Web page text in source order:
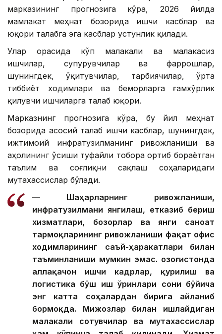
марказининг прогнозига кўра, 2026 йилда
мамлакат меҳнат бозорида ишчи касблар ва
юқори талабга эга касблар устунлик қилади.
Улар орасида кўп малакали ва малакасиз
ишчилар, супурувчилар ва фаррошлар,
шунингдек, ўқитувчилар, тарбиячилар, ўрта
тиббиёт ходимлари ва беморларга ғамхўрлик
қилувчи ишчиларга талаб юқори.
Марказнинг прогнозига кўра, бу йил меҳнат
бозорида асосий талаб ишчи касблар, шунингдек,
ижтимоий инфратузилманинг ривожланиши ва
аҳолининг ўсиши туфайли тобора ортиб бораётган
таълим ва соғлиқни сақлаш соҳаларидаги
мутахассислар бўлади.
— Шаҳарларнинг ривожланиши,
инфратузилмани янгилаш, етказиб бериш
хизматлари, бозорлар ва янги саноат
тармоқларининг ривожланиши фақат офис
ходимларининг саъй-ҳаракатлари билан
таъминланиши мумкин эмас. Қозоғистонда
аллақачон ишчи кадрлар, қурилиш ва
логистика бўш иш ўринлари сони бўйича
энг катта соҳалардан бирига айланиб
бормоқда. Мижозлар билан ишлайдиган
малакали сотувчилар ва мутахассислар